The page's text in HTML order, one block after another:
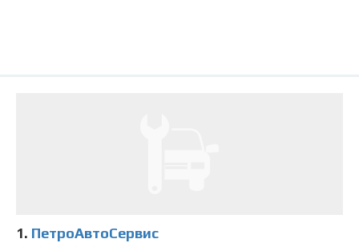
1. ПетроАвтоСервис